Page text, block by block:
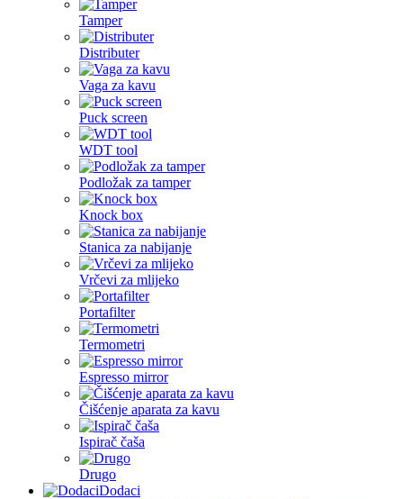
Tamper
Distributer
Vaga za kavu
Puck screen
WDT tool
Podložak za tamper
Knock box
Stanica za nabijanje
Vrčevi za mlijeko
Portafilter
Termometri
Espresso mirror
Čišćenje aparata za kavu
Ispirač čaša
Drugo
Dodaci